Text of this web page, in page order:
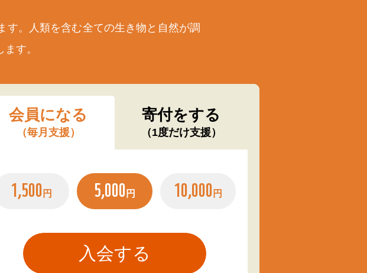
す。人類を含む全ての生き物と自然が調
す。
会員になる
（毎月支援）
寄付をする
（1度だけ支援）
1,500 円 5,000 円 10,000 円